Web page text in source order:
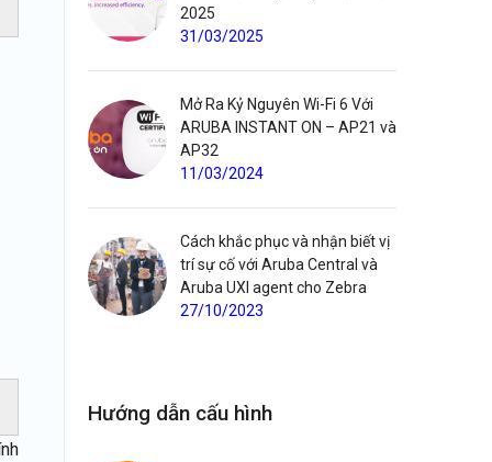
2025
31/03/2025
Mở Ra Kỷ Nguyên Wi-Fi 6 Với
ARUBA INSTANT ON – AP21 và
AP32
11/03/2024
Cách khắc phục và nhận biết vị
trí sự cố với Aruba Central và
Aruba UXI agent cho Zebra
27/10/2023
Hướng dẫn cấu hình